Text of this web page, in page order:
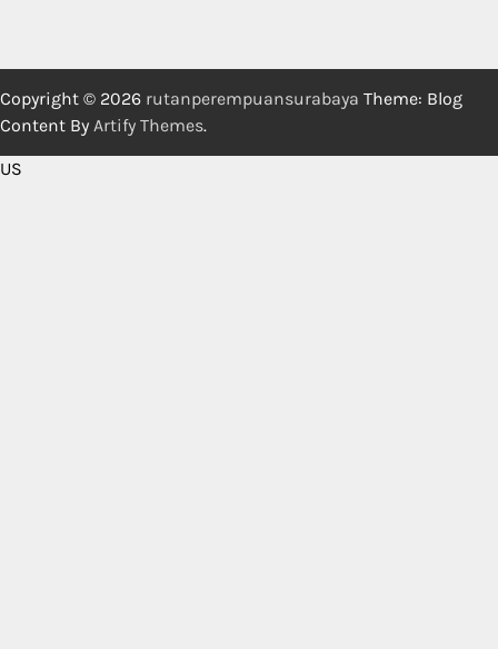
Copyright © 2026 rutanperempuansurabaya Theme: Blog
Content By Artify Themes.
US